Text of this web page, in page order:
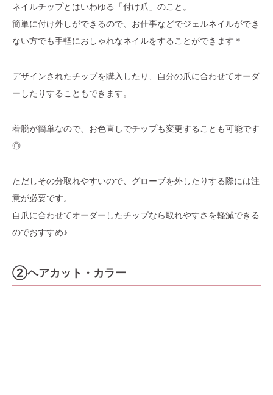
ネイルチップとはいわゆる「付け爪」のこと。
簡単に付け外しができるので、お仕事などでジェルネイルができ
ない方でも手軽におしゃれなネイルをすることができます＊
デザインされたチップを購入したり、自分の爪に合わせてオーダ
ーしたりすることもできます。
着脱が簡単なので、お色直しでチップも変更することも可能です
◎
ただしその分取れやすいので、グローブを外したりする際には注
意が必要です。
自爪に合わせてオーダーしたチップなら取れやすさを軽減できる
のでおすすめ♪
②ヘアカット・カラー